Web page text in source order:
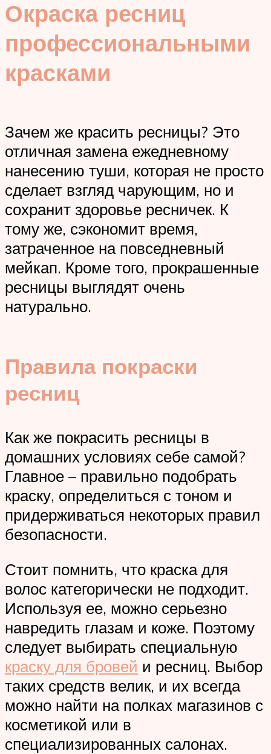
Окраска ресниц
профессиональными
красками
Зачем же красить ресницы? Это
отличная замена ежедневному
нанесению туши, которая не просто
сделает взгляд чарующим, но и
сохранит здоровье ресничек. К
тому же, сэкономит время,
затраченное на повседневный
мейкап. Кроме того, прокрашенные
ресницы выглядят очень
натурально.
Правила покраски
ресниц
Как же покрасить ресницы в
домашних условиях себе самой?
Главное – правильно подобрать
краску, определиться с тоном и
придерживаться некоторых правил
безопасности.
Стоит помнить, что краска для
волос категорически не подходит.
Используя ее, можно серьезно
навредить глазам и коже. Поэтому
следует выбирать специальную
краску для бровей и ресниц. Выбор
таких средств велик, и их всегда
можно найти на полках магазинов с
косметикой или в
специализированных салонах.